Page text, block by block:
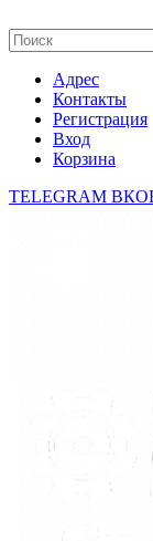
Адрес
Контакты
Регистрация
Вход
Корзина
TELEGRAM